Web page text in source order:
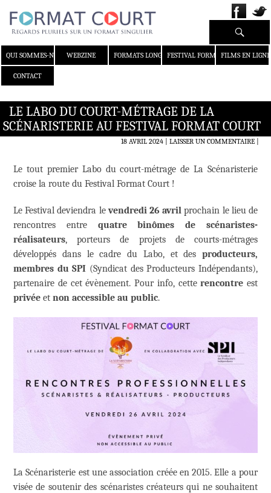
QUI SOMMES-NOUS ?WEBZINE FORMATS LONGS FESTIVAL FORMAT COURT
FILMS EN LIGNE
CONTACT
Recherche
LE LABO DU COURT-MÉTRAGE DE LA
SCÉNARISTERIE AU FESTIVAL FORMAT COURT
18 AVRIL 2024 LAISSER UN COMMENTAIRE|
Le tout premier Labo du court-métrage de La Scénaristerie
croise la route du Festival Format Court !
Le Festival deviendra levendredi 26 avril prochain le lieu de
rencontres entre quatre binômes de scénaristes-
réalisateurs, porteurs de projets de courts-métrages
développés dans le cadre du Labo, et des producteurs,
membres du SPI (Syndicat des Producteurs Indépendants),
partenaire de cet évènement. Pour info, cetterencontre est
privée et non accessible au public.
La Scénaristerie est une association créée en 2015. Elle a pour
visée de soutenir des scénaristes créateurs qui ne souhaitent